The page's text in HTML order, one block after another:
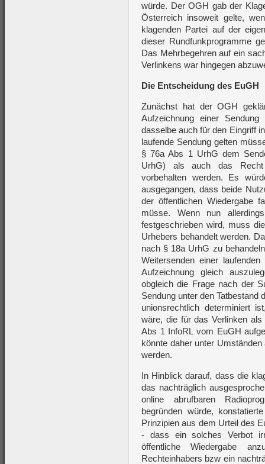
würde. Der OGH gab der
Österreich insoweit gelte,
klagenden Partei auf der
dieser Rundfunkprogramme
Das Mehrbegehren auf ein
Verlinkens war hingegen
Die Entscheidung des EuGH
Zunächst hat der OGH
Aufzeichnung einer
dasselbe auch für den Eingriff
laufende Sendung gelten
§ 76a Abs 1 UrhG dem
UrhG) als auch das Recht
vorbehalten werden. Es
ausgegangen, dass beide
der öffentlichen Wiedergabe
müsse. Wenn nun
festgeschrieben wird, muss
Urhebers behandelt werden.
nach § 18a UrhG zu
Weitersenden einer
Aufzeichnung gleich
obgleich die Frage nach der
Sendung unter den Tatbestand
unionsrechtlich determiniert
wäre, die für das Verlinken
Abs 1 InfoRL vom EuGH
könnte daher unter
werden.
In Hinblick darauf, dass die
das nachträglich
online abrufbaren
begründen würde,
Prinzipien aus dem Urteil des
- dass ein solches Verbot
öffentliche Wiedergabe
Rechteinhabers bzw ein